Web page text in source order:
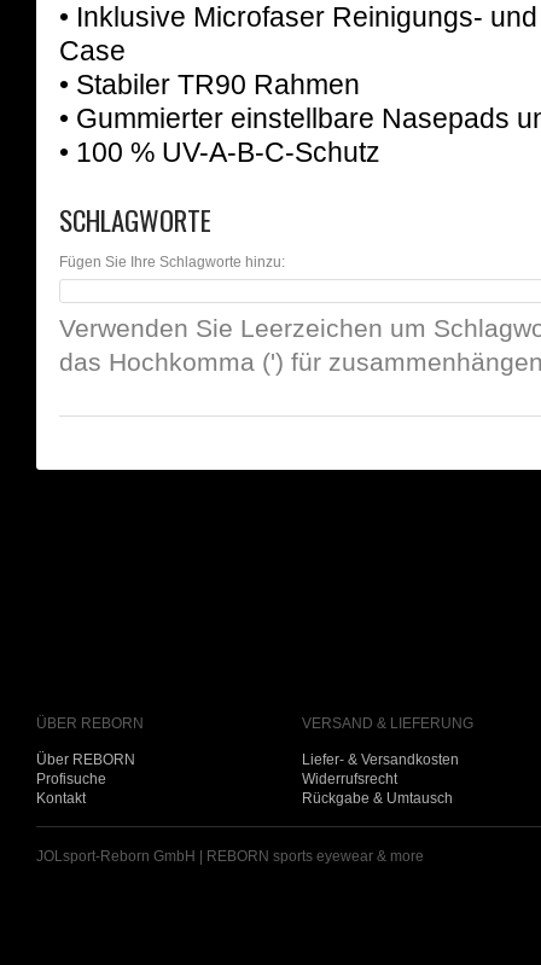
• Inklusive Microfaser Reinigungs-
Case
• Stabiler TR90 Rahmen
• Gummierter einstellbare Nasepads
• 100 % UV-A-B-C-Schutz
SCHLAGWORTE
Fügen Sie Ihre Schlagworte hinzu:
Verwenden Sie Leerzeichen um
das Hochkomma (') für
ÜBER REBORN VERSAND & LIEFERUNG
Über REBORN
Profisuche
Kontakt
Liefer- & Versandkosten
Widerrufsrecht
Rückgabe & Umtausch
JOLsport-Reborn GmbH | REBORN sports eyewear & more